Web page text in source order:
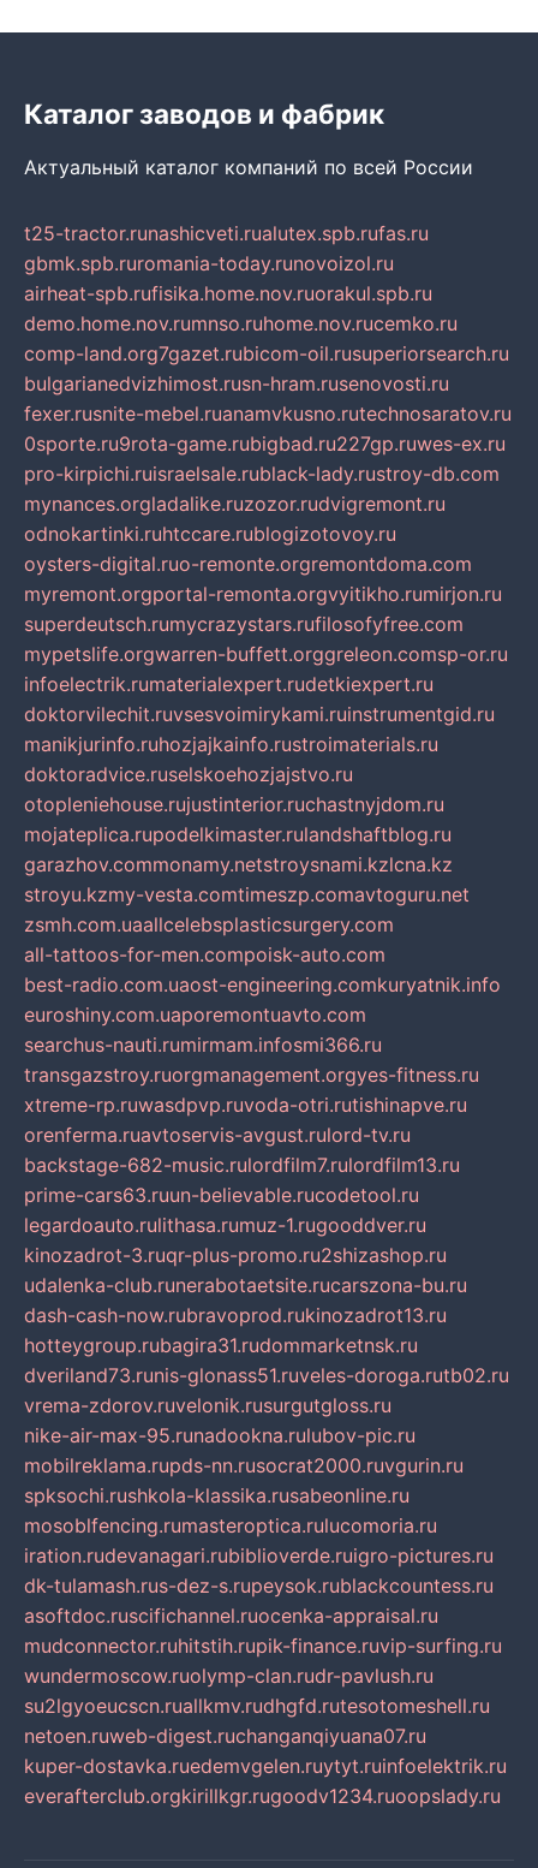
Каталог заводов и фабрик
Актуальный каталог компаний по всей России
t25-tractor.runashicveti.rualutex.spb.rufas.ru
gbmk.spb.ruromania-today.runovoizol.ru
airheat-spb.rufisika.home.nov.ruorakul.spb.ru
demo.home.nov.rumnso.ruhome.nov.rucemko.ru
comp-land.org7gazet.rubicom-oil.rusuperiorsearch.ru
bulgarianedvizhimost.rusn-hram.rusenovosti.ru
fexer.rusnite-mebel.ruanamvkusno.rutechnosaratov.ru
0sporte.ru9rota-game.rubigbad.ru227gp.ruwes-ex.ru
pro-kirpichi.ruisraelsale.rublack-lady.rustroy-db.com
mynances.orgladalike.ruzozor.rudvigremont.ru
odnokartinki.ruhtccare.rublogizotovoy.ru
oysters-digital.ruo-remonte.orgremontdoma.com
myremont.orgportal-remonta.orgvyitikho.rumirjon.ru
superdeutsch.rumycrazystars.rufilosofyfree.com
mypetslife.orgwarren-buffett.orggreleon.comsp-or.ru
infoelectrik.rumaterialexpert.rudetkiexpert.ru
doktorvilechit.ruvsesvoimirykami.ruinstrumentgid.ru
manikjurinfo.ruhozjajkainfo.rustroimaterials.ru
doktoradvice.ruselskoehozjajstvo.ru
otopleniehouse.rujustinterior.ruchastnyjdom.ru
mojateplica.rupodelkimaster.rulandshaftblog.ru
garazhov.commonamy.netstroysnami.kzlcna.kz
stroyu.kzmy-vesta.comtimeszp.comavtoguru.net
zsmh.com.uaallcelebsplasticsurgery.com
all-tattoos-for-men.compoisk-auto.com
best-radio.com.uaost-engineering.comkuryatnik.info
euroshiny.com.uaporemontuavto.com
searchus-nauti.rumirmam.infosmi366.ru
transgazstroy.ruorgmanagement.orgyes-fitness.ru
xtreme-rp.ruwasdpvp.ruvoda-otri.rutishinapve.ru
orenferma.ruavtoservis-avgust.rulord-tv.ru
backstage-682-music.rulordfilm7.rulordfilm13.ru
prime-cars63.ruun-believable.rucodetool.ru
legardoauto.rulithasa.rumuz-1.rugooddver.ru
kinozadrot-3.ruqr-plus-promo.ru2shizashop.ru
udalenka-club.runerabotaetsite.rucarszona-bu.ru
dash-cash-now.rubravoprod.rukinozadrot13.ru
hotteygroup.rubagira31.rudommarketnsk.ru
dveriland73.runis-glonass51.ruveles-doroga.rutb02.ru
vrema-zdorov.ruvelonik.rusurgutgloss.ru
nike-air-max-95.runadookna.rulubov-pic.ru
mobilreklama.rupds-nn.rusocrat2000.ruvgurin.ru
spksochi.rushkola-klassika.rusabeonline.ru
mosoblfencing.rumasteroptica.rulucomoria.ru
iration.rudevanagari.rubiblioverde.ruigro-pictures.ru
dk-tulamash.rus-dez-s.rupeysok.rublackcountess.ru
asoftdoc.ruscifichannel.ruocenka-appraisal.ru
mudconnector.ruhitstih.rupik-finance.ruvip-surfing.ru
wundermoscow.ruolymp-clan.rudr-pavlush.ru
su2lgyoeucscn.ruallkmv.rudhgfd.rutesotomeshell.ru
netoen.ruweb-digest.ruchanganqiyuana07.ru
kuper-dostavka.ruedemvgelen.ruytyt.ruinfoelektrik.ru
everafterclub.orgkirillkgr.rugoodv1234.ruoopslady.ru